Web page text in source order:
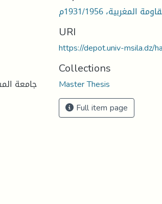
جامعة
1931/1956م
URI
https://depot.univ-msila.dz/
Collections
Master Thesis
Full item page